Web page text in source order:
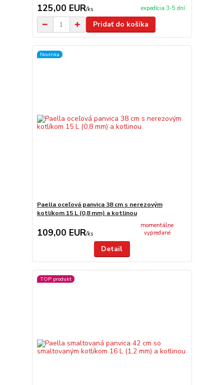
125,00 EUR/ks expedícia 3-5 dní
Pridať do košíka
Novinka
Paella oceľová panvica 38 cm s nerezovým
kotlíkom 15 L (0,8 mm) a kotlinou
109,00 EUR/ks
momentálne
vypredané
Detail
TOP produkt